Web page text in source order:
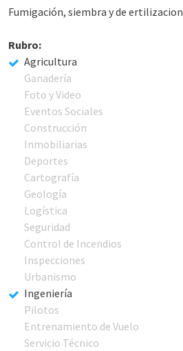
Fumigación, siembra y de ertilizacion
Rubro:
Agricultura
Ganadería
Foto y Video
Eventos Sociales
Construcción
Inmobiliarias
Deportes
Cartografía
Geología
Logística
Seguridad
Control de Incendios
Inspecciones
Urbanismo
Ingeniería
Pilotos
Entrenamiento de Vuelo
Servicio Técnico